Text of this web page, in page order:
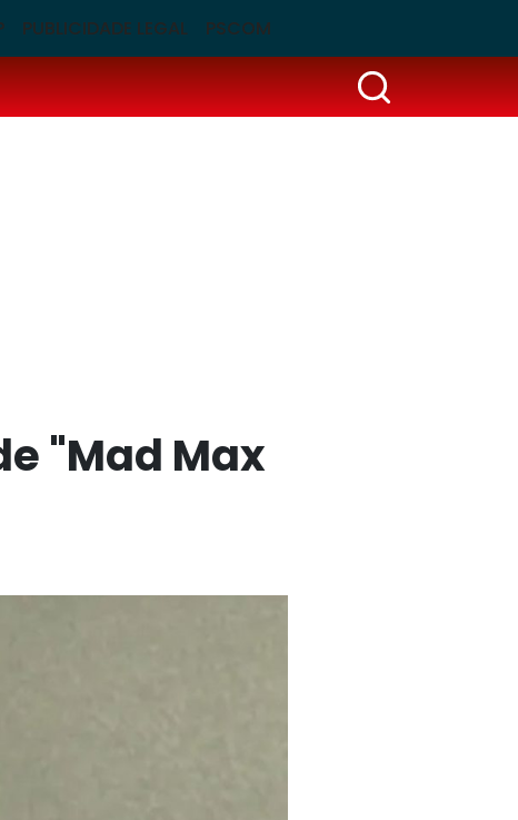
PUBLICIDADE LEGAL PSCOM
"Mad Max